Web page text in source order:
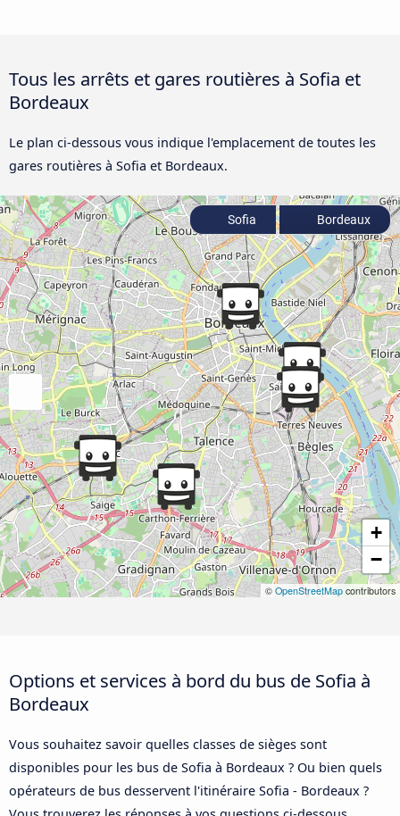
Tous les arrêts et gares routières à Sofia et
Bordeaux
Le plan ci-dessous vous indique l'emplacement de toutes les
gares routières à Sofia et Bordeaux.
+
−
© OpenStreetMap contributors
Sofia Bordeaux
Options et services à bord du bus de Sofia à
Bordeaux
Vous souhaitez savoir quelles classes de sièges sont
disponibles pour les bus de Sofia à Bordeaux ? Ou bien quels
opérateurs de bus desservent l'itinéraire Sofia - Bordeaux ?